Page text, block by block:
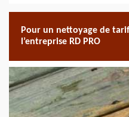
Pour un nettoyage de
l’entreprise RD PRO